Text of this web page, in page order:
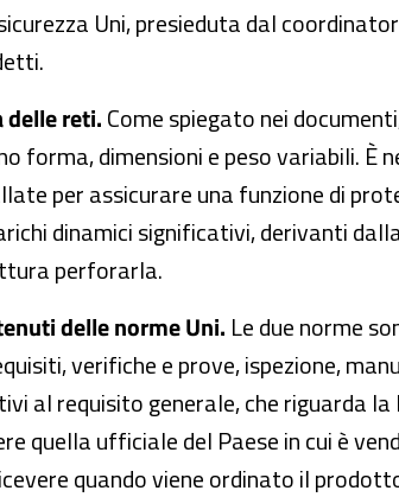
Uni, presieduta dal
delle reti.Come spiegato nei
dimensioni e peso variabili. È
per assicurare una funzione di
dinamici significativi, derivanti
perforarla.
delle norme Uni. Le due norme
verifiche e prove, ispezione,
al requisito generale, che riguarda
quella ufficiale del Paese in cui è
quando viene ordinato il